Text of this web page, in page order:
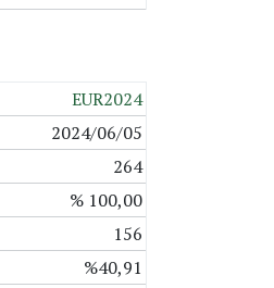
EUR2024
2024/06/05
264
% 100,00
156
%40,91